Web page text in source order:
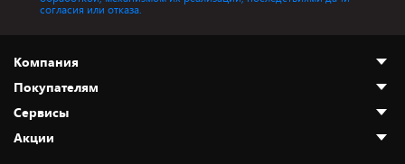
согласия или отказа.
Компания
О нас
Адреса магазинов
Новости
Покупателям
Как сделать заказ
Оплата и доставка
Сервисы
Акции